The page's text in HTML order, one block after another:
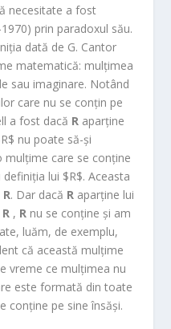
necesitate a fost
prin paradoxul său.
dată de G. Cantor
matematică: mulțimea
sau imaginare. Notând
care nu se conțin pe
a fost dacă R aparține
nu poate să-și
mulțime care se conține
lui $R$. Aceasta
R. Dar dacă R aparține lui
R , R nu se conține și am
luăm, de exemplu,
că această mulțime
vreme ce mulțimea nu
este formată din toate
conține pe sine însăși.